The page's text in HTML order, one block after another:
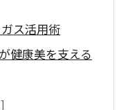
ス活用術
健康美を支える
側から輝く美を